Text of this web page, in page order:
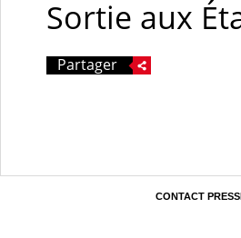
Sortie aux
Partager
CONTACT